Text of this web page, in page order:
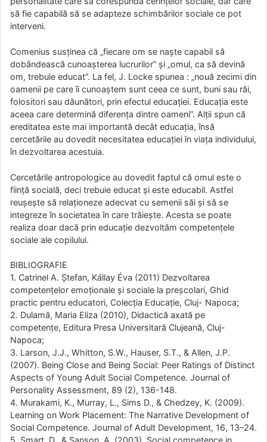
să fie capabilă să se adapteze schimbărilor sociale ce pot
interveni.
Comenius susţinea că „fiecare om se naşte capabil să
dobândească cunoaşterea lucrurilor” şi „omul, ca să devină
om, trebuie educat”. La fel, J. Locke spunea : „nouă zecimi din
oamenii pe care îi cunoaştem sunt ceea ce sunt, buni sau răi,
folositori sau dăunători, prin efectul educaţiei. Educaţia este
aceea care determină diferenţa dintre oameni”. Alţii spun că
ereditatea este mai importantă decât educaţia, însă
cercetările au dovedit necesitatea educaţiei în viaţa individului,
în dezvoltarea acestuia.
Cercetările antropologice au dovedit faptul că omul este o
fiinţă socială, deci trebuie educat şi este educabil. Astfel
reuşeşte să relaţioneze adecvat cu semenii săi şi să se
integreze în societatea în care trăieşte. Acesta se poate
realiza doar dacă prin educaţie dezvoltăm competenţele
sociale ale copilului.
BIBLIOGRAFIE
1. Catrinel A. Ştefan, Kállay Éva (2011) Dezvoltarea
competenţelor emoţionale şi sociale la preşcolari, Ghid
practic pentru educatori, Colecţia Educaţie, Cluj- Napoca;
2. Dulamă, Maria Eliza (2010), Didactică axată pe
competenţe, Editura Presa Universitară Clujeană, Cluj-
Napoca;
3. Larson, J.J., Whitton, S.W., Hauser, S.T., & Allen, J.P.
(2007). Being Close and Being Social: Peer Ratings of Distinct
Aspects of Young Adult Social Competence. Journal of
Personality Assessment, 89 (2), 136-148.
4. Murakami, K., Murray, L., Sims D., & Chedzey, K. (2009).
Learning on Work Placement: The Narrative Development of
Social Competence. Journal of Adult Development, 16, 13–24.